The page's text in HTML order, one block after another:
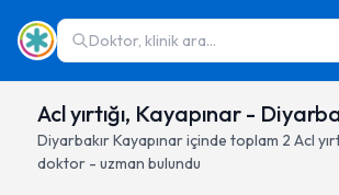
Doktor, klinik ara...
Acl yırtığı, Kayapınar -
DiyarbakırKayapınariçinde toplam 2 Acl
doktor - uzman bulundu